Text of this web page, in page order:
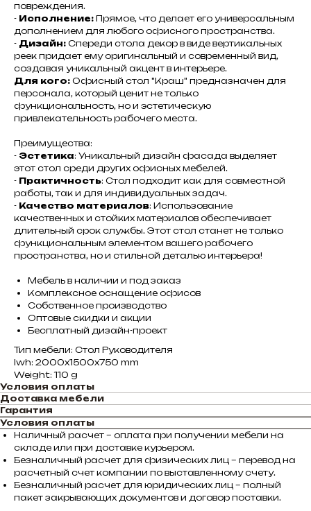
повреждения.
- Исполнение: Прямое, что делает его универсальным
дополнением для любого офисного пространства.
- Дизайн: Спереди стола декор в виде вертикальных
реек придает ему оригинальный и современный вид,
создавая уникальный акцент в интерьере.
Для кого: Офисный стол "Краш" предназначен для
персонала, который ценит не только
функциональность, но и эстетическую
привлекательность рабочего места.
Преимущества:
- Эстетика: Уникальный дизайн фасада выделяет
этот стол среди других офисных мебелей.
- Практичность: Стол подходит как для совместной
работы, так и для индивидуальных задач.
- Качество материалов: Использование
качественных и стойких материалов обеспечивает
длительный срок службы. Этот стол станет не только
функциональным элементом вашего рабочего
пространства, но и стильной деталью интерьера!
Мебель в наличии и под заказ
Комплексное оснащение офисов
Собственное производство
Оптовые скидки и акции
Бесплатный дизайн-проект
Тип мебели: Стол Руководителя
lwh: 2000x1500x750 mm
Weight: 110 g
Условия оплаты
Доставка мебели
Гарантия
Условия оплаты
Наличный расчет – оплата при получении мебели на
складе или при доставке курьером.
Безналичный расчет для физических лиц – перевод на
расчетный счет компании по выставленному счету.
Безналичный расчет для юридических лиц – полный
пакет закрывающих документов и договор поставки.